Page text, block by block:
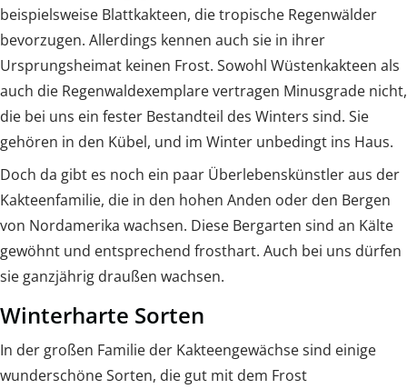
beispielsweise Blattkakteen, die tropische Regenwälder
bevorzugen. Allerdings kennen auch sie in ihrer
Ursprungsheimat keinen Frost. Sowohl Wüstenkakteen als
auch die Regenwaldexemplare vertragen Minusgrade nicht,
die bei uns ein fester Bestandteil des Winters sind. Sie
gehören in den Kübel, und im Winter unbedingt ins Haus.
Doch da gibt es noch ein paar Überlebenskünstler aus der
Kakteenfamilie, die in den hohen Anden oder den Bergen
von Nordamerika wachsen. Diese Bergarten sind an Kälte
gewöhnt und entsprechend frosthart. Auch bei uns dürfen
sie ganzjährig draußen wachsen.
Winterharte Sorten
In der großen Familie der Kakteengewächse sind einige
wunderschöne Sorten, die gut mit dem Frost